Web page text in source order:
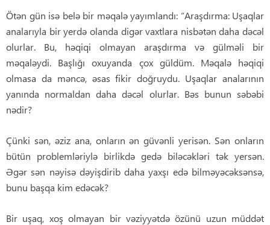
Ötən gün isə belə bir məqalə yayımlandı: “Araşdırma: Uşaqlar
analarıyla bir yerdə olanda digər vaxtlara nisbətən daha dəcəl
olurlar. Bu, həqiqi olmayan araşdırma və gülməli bir
məqaləydi. Başlığı oxuyanda çox güldüm. Məqalə həqiqi
olmasa da məncə, əsas fikir doğruydu. Uşaqlar analarının
yanında normaldan daha dəcəl olurlar. Bəs bunun səbəbi
nədir?
Çünki sən, əziz ana, onların ən güvənli yerisən. Sən onların
bütün problemləriylə birlikdə gedə biləcəkləri tək yersən.
Əgər sən nəyisə dəyişdirib daha yaxşı edə bilməyəcəksənsə,
bunu başqa kim edəcək?
Bir uşaq, xoş olmayan bir vəziyyətdə özünü uzun müddət